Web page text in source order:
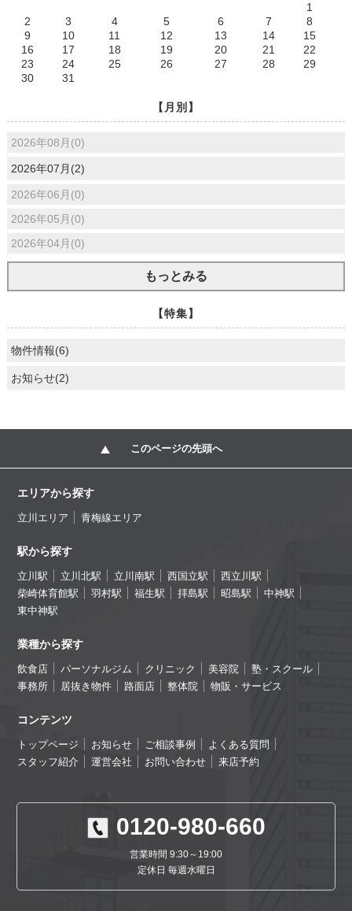
1
2
3 4 5 6 7
8
9
10 11 12 13 14
15
16
17 18 19 20 21
22
23
24 25 26 27 28
29
30
31
【月別】
2026年08月(0)
2026年07月(2)
2026年06月(0)
2026年05月(0)
2026年04月(0)
もっとみる
【特集】
物件情報(6)
お知らせ(2)
このページの先頭へ
エリアから探す
立川エリア 青梅線エリア
駅から探す
立川駅 立川北駅 立川南駅 西国立駅
西立川駅
柴崎体育館駅
羽村駅 福生駅 拝島駅 昭島駅
中神駅
東中神駅
業種から探す
飲食店 パーソナルジム クリニック 美容院
塾・スクール
事務所
居抜き物件 路面店 整体院 物販・サービス
コンテンツ
トップページ お知らせ ご相談事例
よくある質問
スタッフ紹介
運営会社 お問い合わせ 来店予約
0120-980-660
営業時間 9:30～19:00
定休日 毎週水曜日